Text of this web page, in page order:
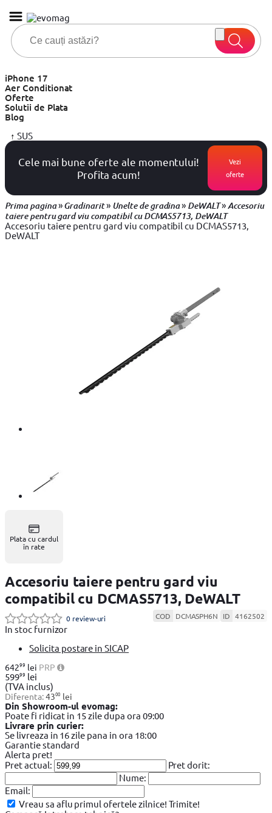
iPhone 17
Aer Conditionat
Oferte
Solutii de Plata
Blog
↑ SUS
Cele mai bune oferte ale momentului!
Profita acum!
Vezi
oferte
Prima pagina»Gradinarit» Unelte de gradina» DeWALT»Accesoriu
taiere pentru gard viu compatibil cu DCMAS5713, DeWALT
Accesoriu taiere pentru gard viu compatibil cu DCMAS5713,
DeWALT
Plata cu cardul
în rate
Accesoriu taiere pentru gard viu
compatibil cu DCMAS5713, DeWALT
0 review-uri COD DCMASPH6N ID 4162502
In stoc furnizor
Solicita postare in SICAP
64299 lei PRP
59999 lei
(TVA inclus)
Diferenta:4300 lei
Din Showroom-ul evomag:
Poate fi ridicat in 15 zile dupa ora 09:00
Livrare prin curier:
Se livreaza in 16 zile pana in ora 18:00
Garantie standard
Alerta pret!
Pret actual:
Pret dorit:
Nume:
Email:
Vreau sa aflu primul ofertele zilnice! Trimite!